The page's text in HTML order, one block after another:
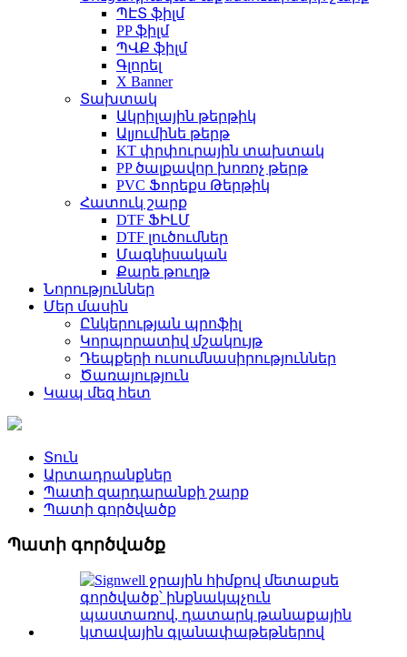
ՊԷՏ ֆիլմ
PP ֆիլմ
ՊՎՔ ֆիլմ
Գլորել
X Banner
Տախտակ
Ակրիլային թերթիկ
Ալյումինե թերթ
KT փրփուրային տախտակ
PP ծալքավոր խոռոչ թերթ
PVC Ֆորեքս Թերթիկ
Հատուկ շարք
DTF ՖԻԼՄ
DTF լուծումներ
Մագնիսական
Քարե թուղթ
Նորություններ
Մեր մասին
Ընկերության պրոֆիլ
Կորպորատիվ մշակույթ
Դեպքերի ուսումնասիրություններ
Ծառայություն
Կապ մեզ հետ
Տուն
Արտադրանքներ
Պատի զարդարանքի շարք
Պատի գործվածք
Պատի գործվածք